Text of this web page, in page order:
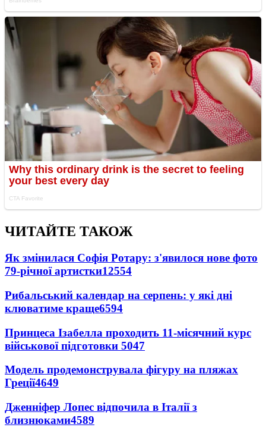
ЧИТАЙТЕ ТАКОЖ
Як змінилася Софія Ротару: з'явилося нове фото
79-річної артистки12554
Рибальський календар на серпень: у які дні
клюватиме краще6594
Принцеса Ізабелла проходить 11-місячний курс
військової підготовки 5047
Модель продемонструвала фігуру на пляжах
Греції4649
Дженніфер Лопес відпочила в Італії з
близнюками4589